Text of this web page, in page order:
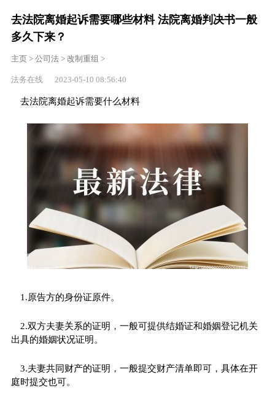
去法院离婚起诉需要哪些材料 法院离婚判决书一般
多久下来？
主页> 公司法> 改制重组 >
法务在线 2023-05-10 08:56:40
去法院离婚起诉需要什么材料
1.原告方的身份证原件。
2.双方夫妻关系的证明，一般可提供结婚证和婚姻登记机关
出具的婚姻状况证明。
3.夫妻共同财产的证明，一般提交财产清单即可，具体在开
庭时提交也可。